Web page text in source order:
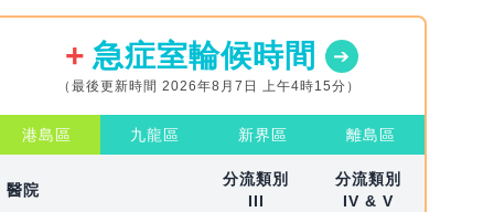
急症室輪候時間
（最後更新時間 2026年8月7日 上午4時15分）
港島區 九龍區 新界區 離島區
醫院
分流類別
III
分流類別
IV & V